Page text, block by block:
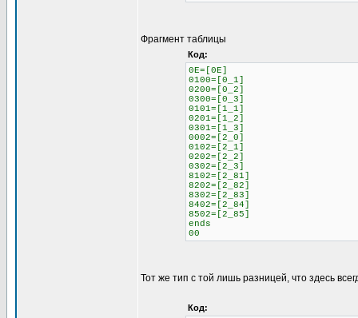
Фрагмент таблицы
Код:
0E=[0E]
0100=[0_1]
0200=[0_2]
0300=[0_3]
0101=[1_1]
0201=[1_2]
0301=[1_3]
0002=[2_0]
0102=[2_1]
0202=[2_2]
0302=[2_3]
8102=[2_81]
8202=[2_82]
8302=[2_83]
8402=[2_84]
8502=[2_85]
ends
00
Тот же тип с той лишь разницей, что здесь
Код: